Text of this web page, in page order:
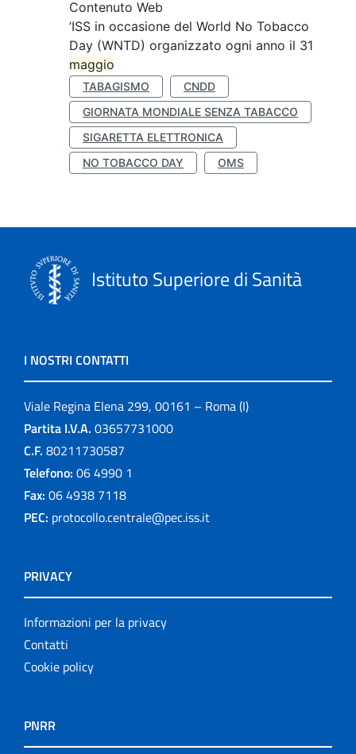
Contenuto Web
’ISS in occasione del World No Tobacco
Day (WNTD) organizzato ogni anno il 31
maggio
TABAGISMO
CNDD
GIORNATA MONDIALE SENZA TABACCO
SIGARETTA ELETTRONICA
NO TOBACCO DAY
OMS
Istituto Superiore di Sanità
I NOSTRI CONTATTI
Viale Regina Elena 299, 00161 – Roma (I)
Partita I.V.A. 03657731000
C.F. 80211730587
Telefono: 06 4990 1
Fax: 06 4938 7118
PEC: protocollo.centrale@pec.iss.it
PRIVACY
Informazioni per la privacy
Contatti
Cookie policy
PNRR